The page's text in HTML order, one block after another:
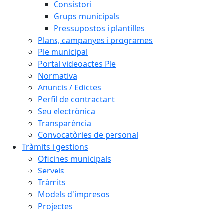
Consistori
Grups municipals
Pressupostos i plantilles
Plans, campanyes i programes
Ple municipal
Portal videoactes Ple
Normativa
Anuncis / Edictes
Perfil de contractant
Seu electrònica
Transparència
Convocatòries de personal
Tràmits i gestions
Oficines municipals
Serveis
Tràmits
Models d'impresos
Projectes